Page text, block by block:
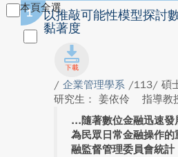
本頁全選
1
以推敲可能性模型探討
黏著度
/ 企業管理學系 /113/ 碩
研究生： 姜依伶
指導教
隨著數位金融迅速
為民眾日常金融操作
融監督管理委員會統